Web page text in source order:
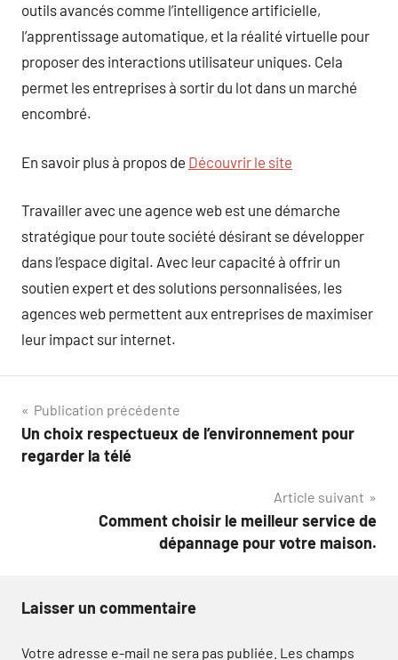
outils avancés comme l’intelligence artificielle,
l’apprentissage automatique, et la réalité virtuelle pour
proposer des interactions utilisateur uniques. Cela
permet les entreprises à sortir du lot dans un marché
encombré.
En savoir plus à propos de Découvrir le site
Travailler avec une agence web est une démarche
stratégique pour toute société désirant se développer
dans l’espace digital. Avec leur capacité à offrir un
soutien expert et des solutions personnalisées, les
agences web permettent aux entreprises de maximiser
leur impact sur internet.
Navigation
de
Publication précédente
Un choix respectueux de l’environnement pour
regarder la télé
Article suivant
Comment choisir le meilleur service de
dépannage pour votre maison.
Laisser un commentaire
Votre adresse e-mail ne sera pas publiée. Les champs